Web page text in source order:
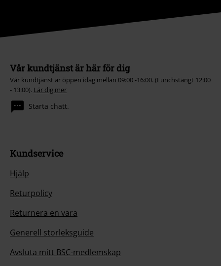
Vår kundtjänst är här för dig
Vår kundtjänst är öppen idag mellan 09:00 -16:00. (Lunchstängt 12:00
- 13:00). Lär dig mer
Starta chatt.
Kundservice
Hjälp
Returpolicy
Returnera en vara
Generell storleksguide
Avsluta mitt BSC-medlemskap